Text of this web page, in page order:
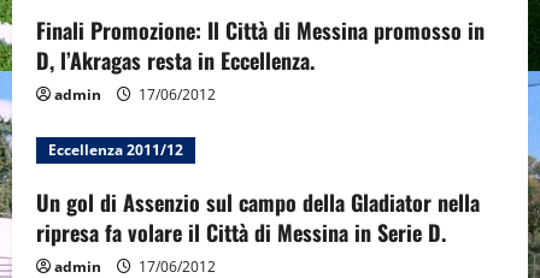
g
a
t
i
o
Finali Promozione: Il Città di Messina promosso in
D, l’Akragas resta in Eccellenza.
admin 17/06/2012
Eccellenza 2011/12
Un gol di Assenzio sul campo della Gladiator nella
ripresa fa volare il Città di Messina in Serie D.
admin 17/06/2012